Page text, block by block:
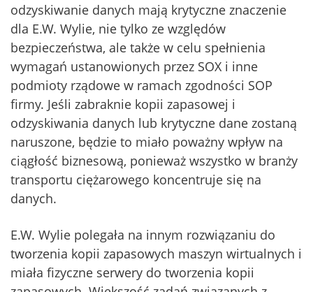
odzyskiwanie danych mają krytyczne znaczenie
dla E.W. Wylie, nie tylko ze względów
bezpieczeństwa, ale także w celu spełnienia
wymagań ustanowionych przez SOX i inne
podmioty rządowe w ramach zgodności SOP
firmy. Jeśli zabraknie kopii zapasowej i
odzyskiwania danych lub krytyczne dane zostaną
naruszone, będzie to miało poważny wpływ na
ciągłość biznesową, ponieważ wszystko w branży
transportu ciężarowego koncentruje się na
danych.
E.W. Wylie polegała na innym rozwiązaniu do
tworzenia kopii zapasowych maszyn wirtualnych i
miała fizyczne serwery do tworzenia kopii